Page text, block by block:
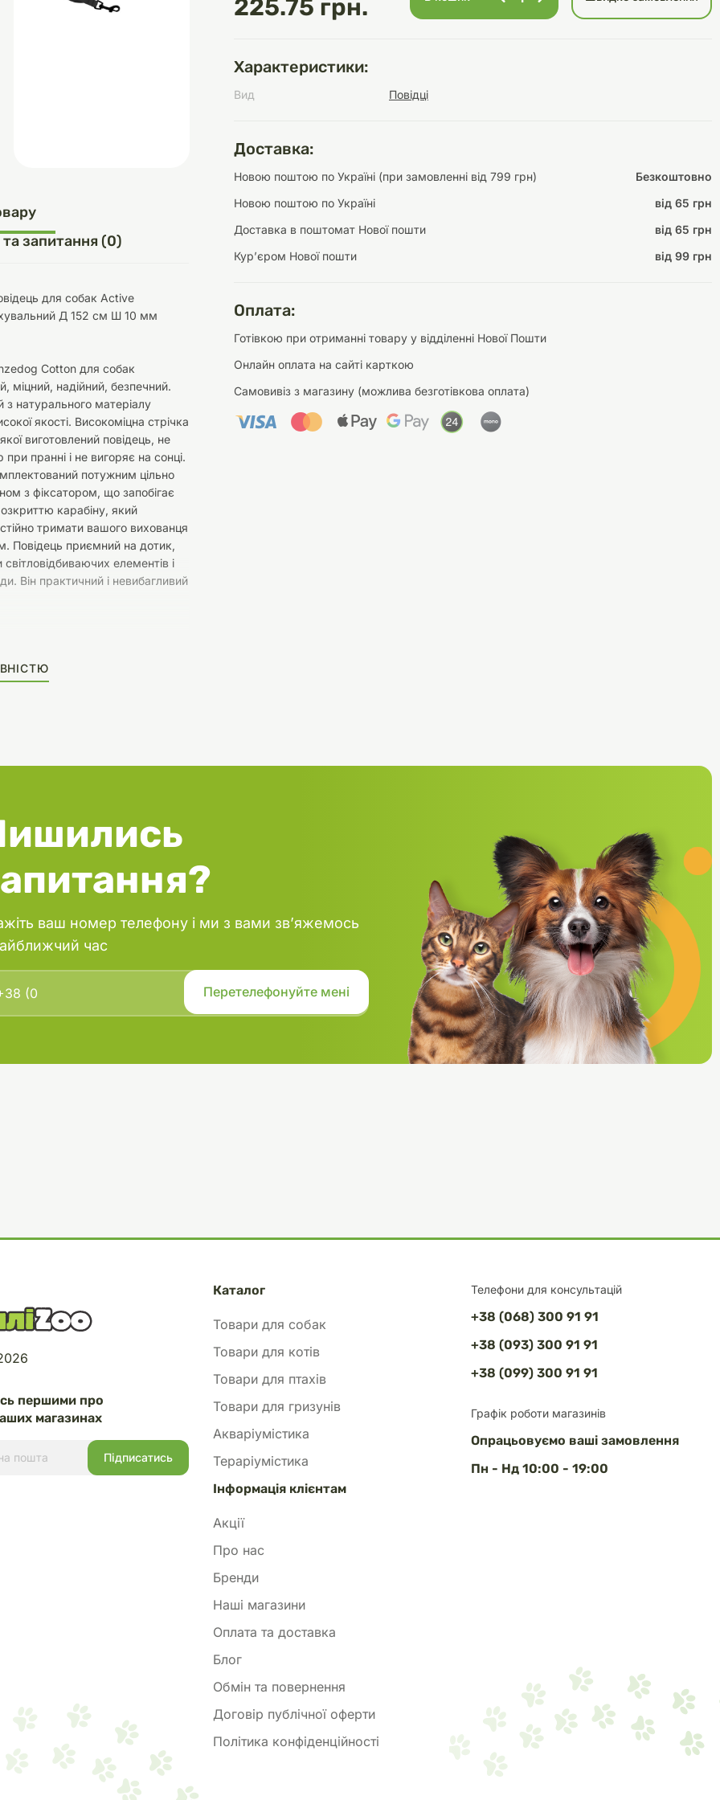
догляду
Переноски Автоаксесуари
Інструменти для
догляду
Обігрівачі Освітлення
Засоби для догляду Декорації
225.75 грн.
Характеристики:
Вид Повідці
Доставка:
Новою поштою по Україні (при замовленні від 799 грн)
Безкоштовно
Новою поштою по Україні
від 65 грн
Доставка в поштомат Нової пошти
від 65 грн
Курʼєром Нової пошти
від 99 грн
Оплата:
Готівкою при отриманні товару у відділенні Нової Пошти
Онлайн оплата на сайті карткою
Самовивіз з магазину (можлива безготівкова оплата)
та запитання (0)
для собак Active
Д 152 см Ш 10 мм
Cotton для собак
міцний, надійний, безпечний.
з натурального матеріалу
якості. Високоміцна стрічка
виготовлений повідець, не
при пранні і не вигоряє на сонці.
потужним цільно
з фіксатором, що запобігає
карабіну, який
тримати вашого вихованця
Повідець приємний на дотик,
елементів і
Він практичний і невибагливий
ваш номер телефону і ми з вами зв’яжемось
час
Телефони для консультацій
+38 (068) 300 91 91
+38 (093) 300 91 91
+38 (099) 300 91 91
Графік роботи магазинів
Опрацьовуємо ваші замовлення
Пн - Нд 10:00 - 19:00
першими про
магазинах
Каталог
Товари для собак
Товари для котів
Товари для птахів
Товари для гризунів
Акваріумістика
Тераріумістика
Інформація клієнтам
Акції
Про нас
Бренди
Наші магазини
Оплата та доставка
Блог
Обмін та повернення
Договір публічної оферти
Політика конфіденційності